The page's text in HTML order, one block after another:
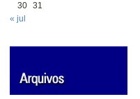
30 31
« jul